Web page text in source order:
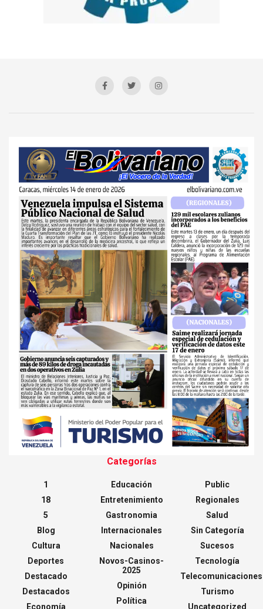
Categorías
1
18
5
Blog
Cultura
Deportes
Destacado
Destacados
Economía
Educación
Entretenimiento
Gastronomia
Internacionales
Nacionales
Novos-Casinos-
2025
Opinión
Política
Public
Regionales
Salud
Sin Categoría
Sucesos
Tecnología
Telecomunicaciones
Turismo
Uncategorized